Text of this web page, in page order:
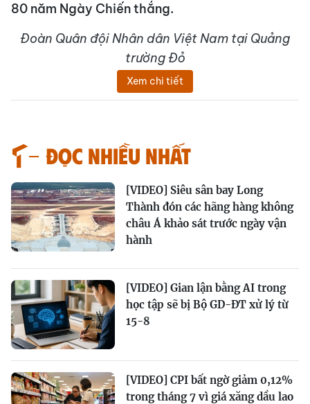
80 năm Ngày Chiến thắng.
Đoàn Quân đội Nhân dân Việt Nam tại Quảng
trường Đỏ
Xem chi tiết
Đọc nhiều nhất
[VIDEO] Siêu sân bay Long
Thành đón các hãng hàng không
châu Á khảo sát trước ngày vận
hành
[VIDEO] Gian lận bằng AI trong
học tập sẽ bị Bộ GD-ĐT xử lý từ
15-8
[VIDEO] CPI bất ngờ giảm 0,12%
trong tháng 7 vì giá xăng dầu lao